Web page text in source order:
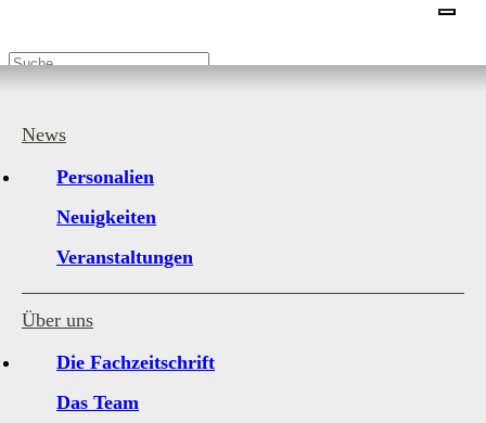
News
Personalien
Neuigkeiten
Veranstaltungen
Über uns
Die Fachzeitschrift
Das Team
Echterdingen